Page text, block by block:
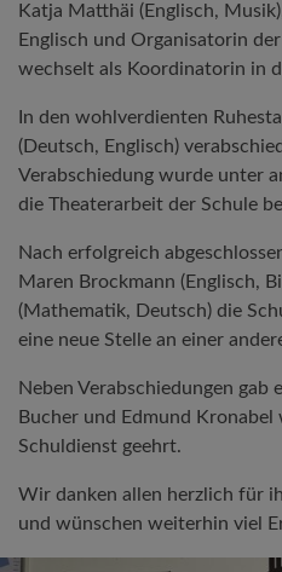
Katja Matthäi (Englisch,
Englisch und Organisatorin
wechselt als Koordinatorin in
In den wohlverdienten
(Deutsch, Englisch)
Verabschiedung wurde unter
die Theaterarbeit der Schule
Nach erfolgreich
Maren Brockmann (Englisch,
(Mathematik, Deutsch) die
eine neue Stelle an einer
Neben Verabschiedungen gab
Bucher und Edmund
Schuldienst geehrt.
Wir danken allen herzlich für
und wünschen weiterhin viel